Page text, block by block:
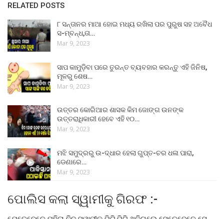
RELATED POSTS
୮ ସନ୍ତାନର ମାଆ ହୋଇ ମଧ୍ୟ ରଖିଲା ପର ପୁରୁଷ ସହ ଅବୈଧ
ସ-ମ୍ବନ୍ଧ,ତା…
Mar 9, 2023
ସାପ କାମୁଡ଼ିବା ପରେ ତୁରନ୍ତ ବ୍ୟବହାର କରନ୍ତୁ ଏହି ଜିନିଷ,
ମୂଳରୁ ଶେଷ…
Mar 9, 2023
ଉତ୍ତର କୋରିଆର ଶାସକ କିମ ଜୋଙ୍ଗ ଉନଙ୍କ
ଉତ୍ତରାଧିକାରୀ ହେବେ ଏହି ୧୦…
Mar 9, 2023
ମଝି ସମୁଦ୍ରରୁ ଉ-ଦ୍ଧାର ହେଲା ଗୁପ୍ତ-ଚର ଧଳା ପାରା,
ଡେଣାରେ…
Mar 9, 2023
ପୋଲିସ କଲା ସ୍ୱାମୀକୁ ଗିରଫ :-